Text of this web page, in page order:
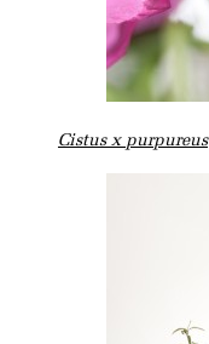
Cistus x purpureus